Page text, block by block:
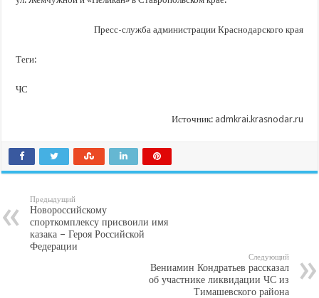
Пресс-служба администрации Краснодарского края
Теги:
ЧС
Источник: admkrai.krasnodar.ru
Предыдущий
Новороссийскому
спорткомплексу присвоили имя
казака – Героя Российской
Федерации
Следующий
Вениамин Кондратьев рассказал
об участнике ликвидации ЧС из
Тимашевского района